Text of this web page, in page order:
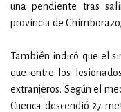
una pendiente tras
provincia de
También indicó que el
que entre los
extranjeros. Según el
Cuenca descendió 27